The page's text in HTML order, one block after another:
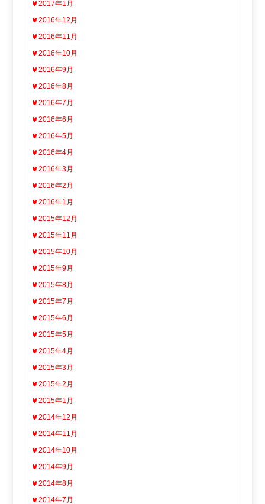
2017年1月
2016年12月
2016年11月
2016年10月
2016年9月
2016年8月
2016年7月
2016年6月
2016年5月
2016年4月
2016年3月
2016年2月
2016年1月
2015年12月
2015年11月
2015年10月
2015年9月
2015年8月
2015年7月
2015年6月
2015年5月
2015年4月
2015年3月
2015年2月
2015年1月
2014年12月
2014年11月
2014年10月
2014年9月
2014年8月
2014年7月